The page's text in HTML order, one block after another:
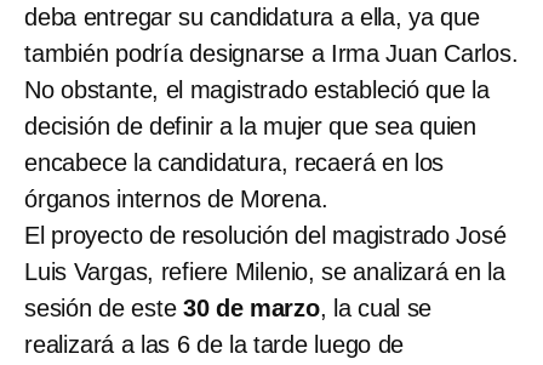
deba entregar su candidatura a ella, ya que
también podría designarse a Irma Juan Carlos.
No obstante, el magistrado estableció que la
decisión de definir a la mujer que sea quien
encabece la candidatura, recaerá en los
órganos internos de Morena.
El proyecto de resolución del magistrado José
Luis Vargas, refiere Milenio, se analizará en la
sesión de este 30 de marzo, la cual se
realizará a las 6 de la tarde luego de